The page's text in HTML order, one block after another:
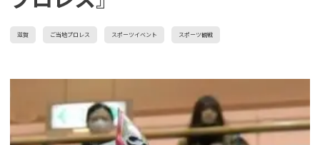
滋賀 ご当地プロレス スポーツイベント スポーツ観戦